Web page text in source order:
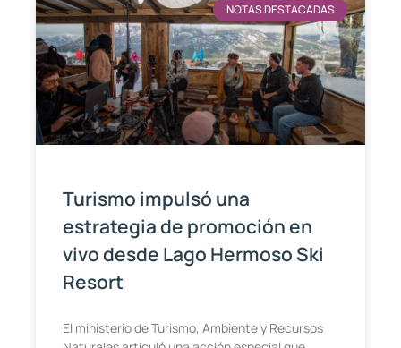
NOTAS DESTACADAS
Turismo impulsó una
estrategia de promoción en
vivo desde Lago Hermoso Ski
Resort
El ministerio de Turismo, Ambiente y Recursos